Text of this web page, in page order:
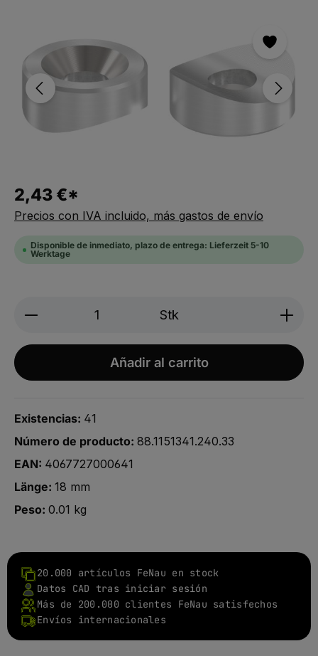
2,43 €*
Precios con IVA incluido, más gastos de envío
Disponible de inmediato, plazo de entrega: Lieferzeit 5-10
Werktage
Produkt Anzahl: Gib den
Stk
Añadir al carrito
Existencias: 41
Número de producto: 88.1151341.240.33
EAN: 4067727000641
Länge: 18 mm
Peso: 0.01 kg
20.000 artículos FeNau en stock
Datos CAD tras iniciar sesión
Más de 200.000 clientes FeNau satisfechos
Envíos internacionales